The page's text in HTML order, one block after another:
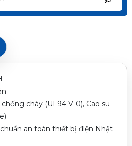
cháy (UL94 V-0), Cao su
an toàn thiết bị điện Nhật